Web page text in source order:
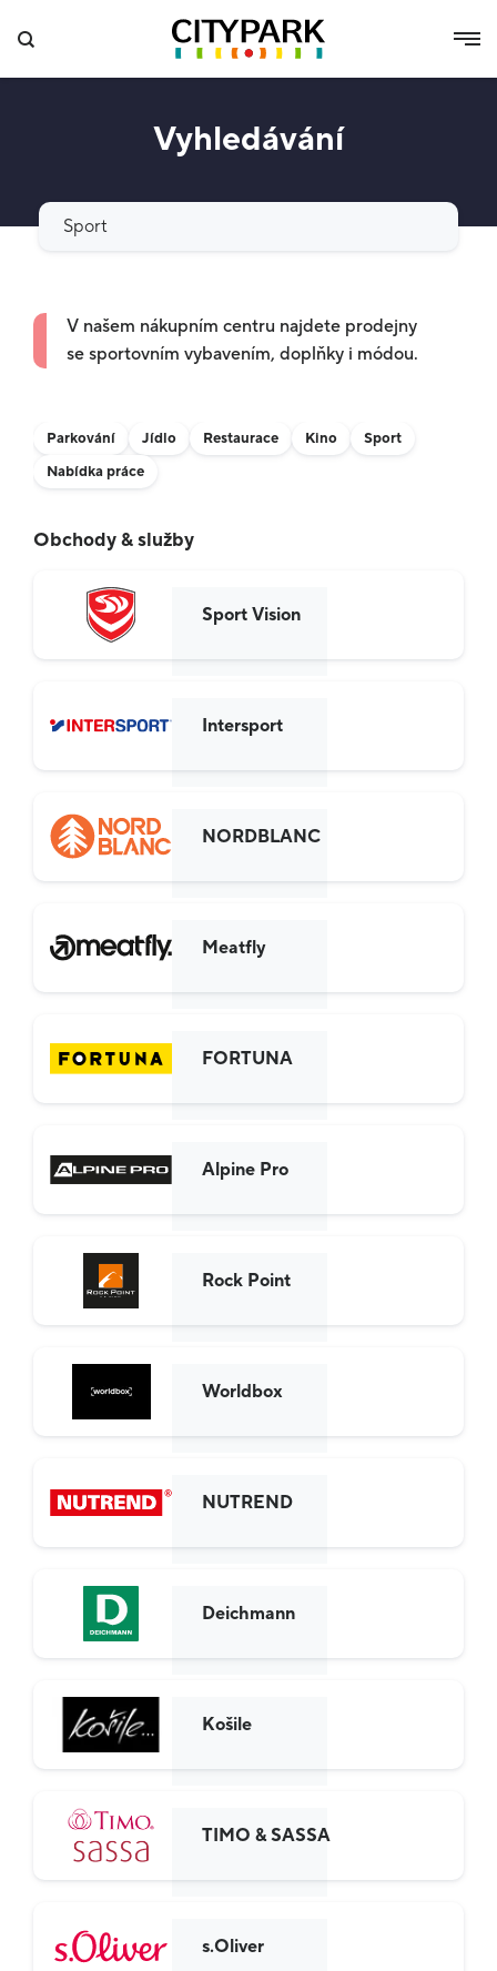
Vyhledávání
Vyhledat
V našem nákupním centru najdete prodejny
se sportovním vybavením, doplňky i módou.
Parkování Jídlo Restaurace Kino
Sport
Nabídka práce
Obchody & služby
Sport Vision
Intersport
NORDBLANC
Meatfly
FORTUNA
Alpine Pro
Rock Point
Worldbox
NUTREND
Deichmann
Košile
TIMO & SASSA
s.Oliver